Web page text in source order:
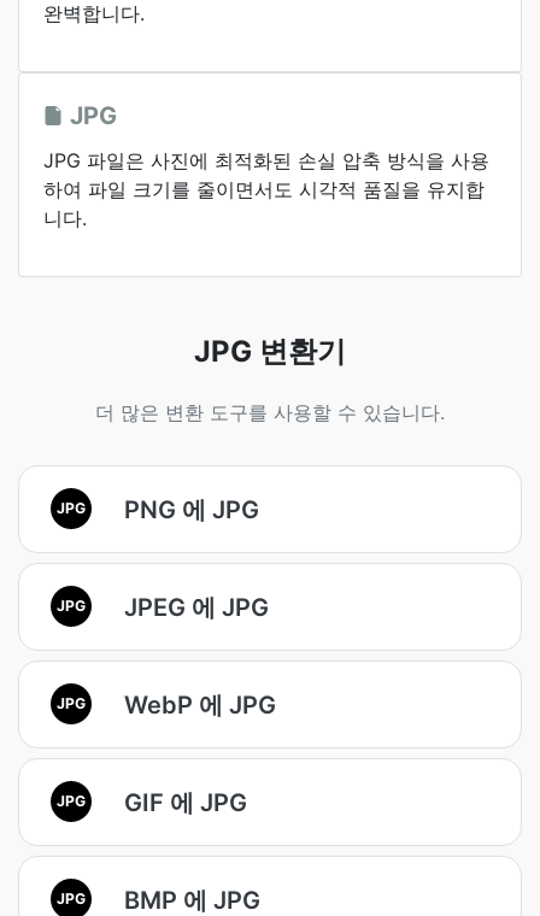
완벽합니다.
JPG
JPG 파일은 사진에 최적화된 손실 압축 방식을 사용
하여 파일 크기를 줄이면서도 시각적 품질을 유지합
니다.
JPG 변환기
더 많은 변환 도구를 사용할 수 있습니다.
JPG PNG 에 JPG
JPG JPEG 에 JPG
JPG WebP 에 JPG
JPG GIF 에 JPG
JPG BMP 에 JPG